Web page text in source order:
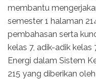
membantu
semester 1 halaman
pembahasan serta
kelas 7, adik-adik
Energi dalam Sistem
215 yang diberikan